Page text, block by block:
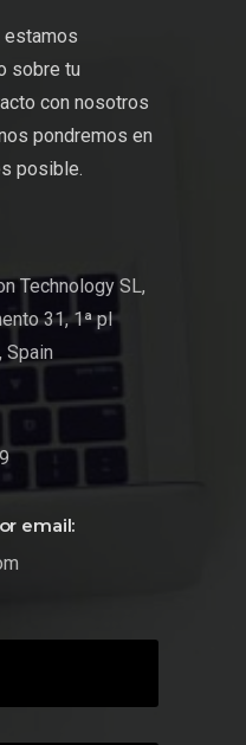
estamos
sobre tu
con nosotros
pondremos en
posible.
Technology SL,
31, 1ª pl
Spain
email: